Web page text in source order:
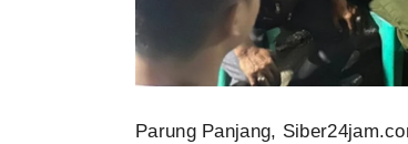
Parung Panjang,